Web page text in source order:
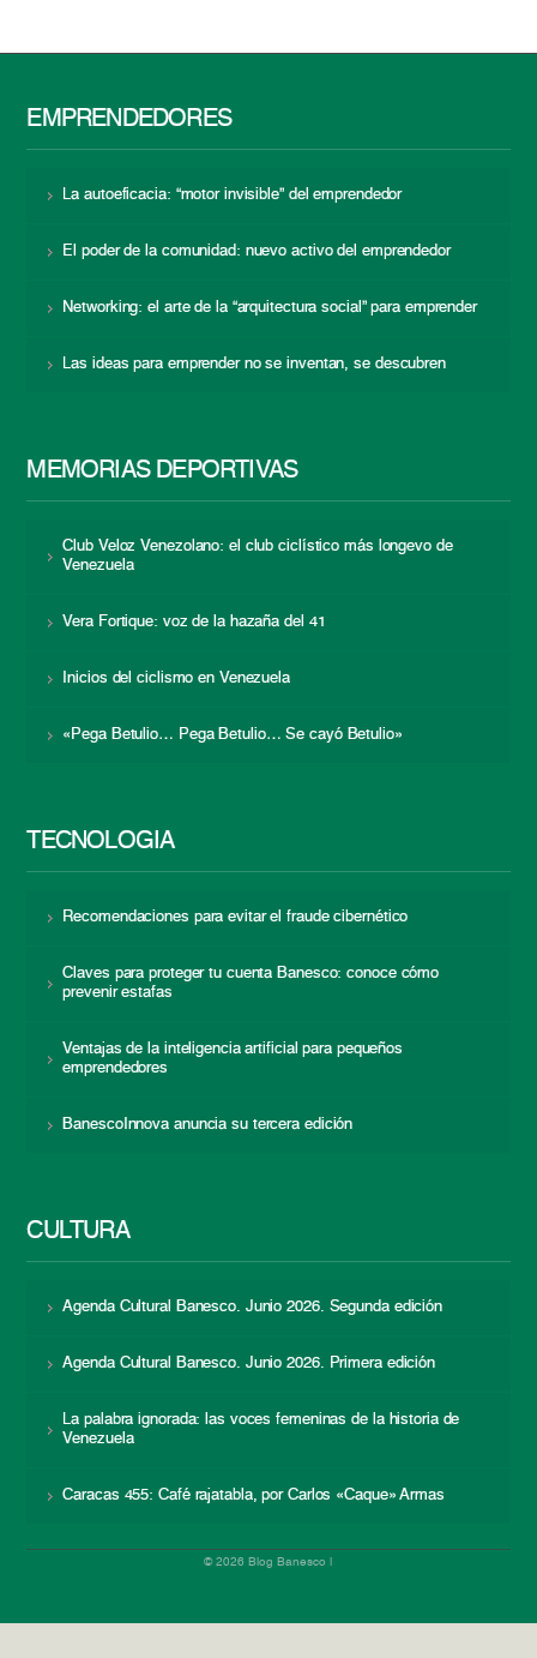
EMPRENDEDORES
La autoeficacia: “motor invisible” del emprendedor
El poder de la comunidad: nuevo activo del emprendedor
Networking: el arte de la “arquitectura social” para emprender
Las ideas para emprender no se inventan, se descubren
MEMORIAS DEPORTIVAS
Club Veloz Venezolano: el club ciclístico más longevo de
Venezuela
Vera Fortique: voz de la hazaña del 41
Inicios del ciclismo en Venezuela
«Pega Betulio… Pega Betulio… Se cayó Betulio»
TECNOLOGÍA
Recomendaciones para evitar el fraude cibernético
Claves para proteger tu cuenta Banesco: conoce cómo
prevenir estafas
Ventajas de la inteligencia artificial para pequeños
emprendedores
BanescoInnova anuncia su tercera edición
CULTURA
Agenda Cultural Banesco. Junio 2026. Segunda edición
Agenda Cultural Banesco. Junio 2026. Primera edición
La palabra ignorada: las voces femeninas de la historia de
Venezuela
Caracas 455: Café rajatabla, por Carlos «Caque» Armas
© 2026 Blog Banesco |